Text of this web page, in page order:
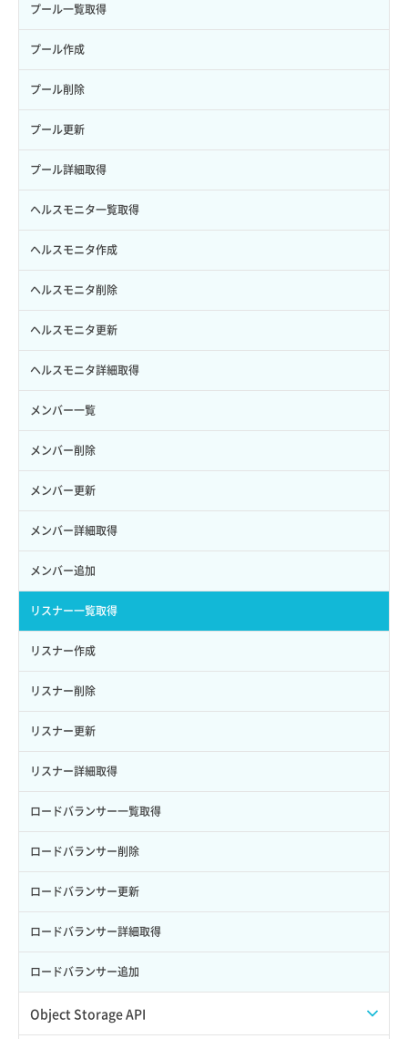
サブユーザー一覧取得
サブユーザー作成
サブユーザー削除
サブユーザー更新
サブユーザー詳細取得
トークン発行
パーミッション一覧取得
ロールからパーミッションを紐づけ解除
ロールにパーミッションを紐づけ
ロール一覧取得
ロール作成
ロール削除
ロール更新
ロール詳細取得
イメージ保存容量取得
イメージ保存容量変更
イメージ削除
イメージ詳細取得
SSHキーペア作成
SSHキーペア削除
SSHキーペア詳細取得
アタッチ済みポート一覧取得
アタッチ済みポート詳細取得
アタッチ済みボリューム一覧
アタッチ済みボリューム詳細取得
コンソールURL発行
サーバーに紐づくアドレス取得
サーバーに紐づくアドレス取得（ネットワーク指定）
サーバーに紐づくセキュリティグループ取得
サーバープラン一覧取得
サーバープラン変更
サーバープラン詳細一覧取得
サーバープラン詳細取得
サーバーメタデータ取得
サーバーメタデータ更新（ネームタグ変更）
サーバー一覧取得
サーバー作成
サーバー再構築（OS再インストール）
サーバー利用状況グラフ（CPU）
サーバー利用状況グラフ（ディスクIO）
サーバー利用状況グラフ（トラフィック）
サーバー削除
サーバー操作（起動/停止/再起動/強制停止）
サーバー設定切替
QoSポリシー詳細取得
サブネット一覧取得
サブネット作成（ローカルネットワーク用）
サブネット削除（ローカルネットワーク用）
サブネット詳細取得
セキュリティグループ ルール一覧取得
セキュリティグループ ルール作成
セキュリティグループ ルール削除
セキュリティグループ ルール詳細取得
セキュリティグループ一覧取得
セキュリティグループ作成
セキュリティグループ削除
セキュリティグループ更新
セキュリティグループ詳細取得
ネットワーク一覧取得
ネットワーク作成（ローカルネットワーク用）
ネットワーク削除（ローカルネットワーク用）
ネットワーク詳細取得
ポート一覧取得
ポート作成（ローカルネットワーク用）
ポート作成（追加IP用）
ポート削除
ポート更新
ポート詳細取得
プール一覧取得
プール作成
プール削除
プール更新
プール詳細取得
ヘルスモニタ一覧取得
ヘルスモニタ作成
ヘルスモニタ削除
ヘルスモニタ更新
ヘルスモニタ詳細取得
メンバー一覧
メンバー削除
メンバー更新
メンバー詳細取得
メンバー追加
リスナー一覧取得
リスナー作成
リスナー削除
リスナー更新
リスナー詳細取得
ロードバランサー一覧取得
ロードバランサー削除
ロードバランサー更新
ロードバランサー詳細取得
ロードバランサー追加
Object Storage API